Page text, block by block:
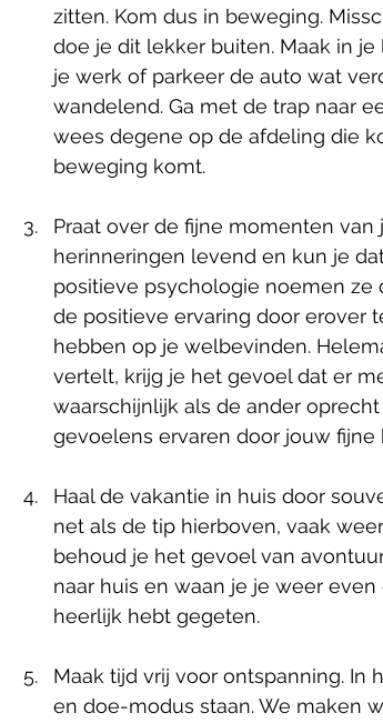
zitten. Kom dus in beweging.
doe je dit lekker buiten. Maak in
je werk of parkeer de auto wat
wandelend. Ga met de trap naar
wees degene op de afdeling die
beweging komt.
Praat over de fijne momenten
herinneringen levend en kun je
positieve psychologie noemen ze
de positieve ervaring door erover
hebben op je welbevinden.
vertelt, krijg je het gevoel dat er
waarschijnlijk als de ander
gevoelens ervaren door jouw fijne
Haal de vakantie in huis door
net als de tip hierboven, vaak
behoud je het gevoel van
naar huis en waan je je weer
heerlijk hebt gegeten.
Maak tijd vrij voor ontspanning. In
en doe-modus staan. We maken